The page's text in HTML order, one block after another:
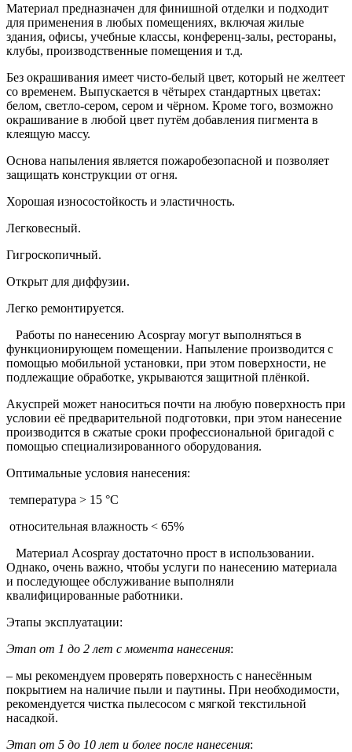
Материал предназначен для финишной отделки и подходит
для применения в любых помещениях, включая жилые
здания, офисы, учебные классы, конференц-залы, рестораны,
клубы, производственные помещения и т.д.
Без окрашивания имеет чисто-белый цвет, который не желтеет
со временем. Выпускается в чётырех стандартных цветах:
белом, светло-сером, сером и чёрном. Кроме того, возможно
окрашивание в любой цвет путём добавления пигмента в
клеящую массу.
Основа напыления является пожаробезопасной и позволяет
защищать конструкции от огня.
Хорошая износостойкость и эластичность.
Легковесный.
Гигроскопичный.
Открыт для диффузии.
Легко ремонтируется.
Работы по нанесению Acospray могут выполняться в
функционирующем помещении. Напыление производится с
помощью мобильной установки, при этом поверхности, не
подлежащие обработке, укрываются защитной плёнкой.
Акуспрей может наноситься почти на любую поверхность при
условии её предварительной подготовки, при этом нанесение
производится в сжатые сроки профессиональной бригадой с
помощью специализированного оборудования.
Оптимальные условия нанесения:
температура > 15 °С
относительная влажность < 65%
Материал Acospray достаточно прост в использовании.
Однако, очень важно, чтобы услуги по нанесению материала
и последующее обслуживание выполняли
квалифицированные работники.
Этапы эксплуатации:
Этап от 1 до 2 лет с момента нанесения:
– мы рекомендуем проверять поверхность с нанесённым
покрытием на наличие пыли и паутины. При необходимости,
рекомендуется чистка пылесосом с мягкой текстильной
насадкой.
Этап от 5 до 10 лет и более после нанесения: